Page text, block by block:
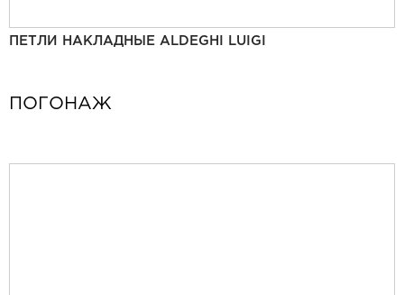
ПЕТЛИ НАКЛАДНЫЕ ALDEGHI LUIGI
ПОГОНАЖ